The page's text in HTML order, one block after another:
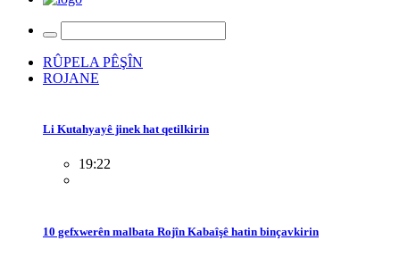
RÛPELA PÊŞÎN
ROJANE
Li Kutahyayê jinek hat qetilkirin
19:22
10 gefxwerên malbata Rojîn Kabaîşê hatin binçavkirin